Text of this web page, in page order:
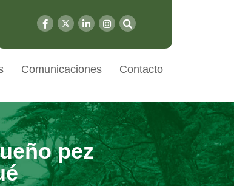
Comunicaciones Contacto
pez